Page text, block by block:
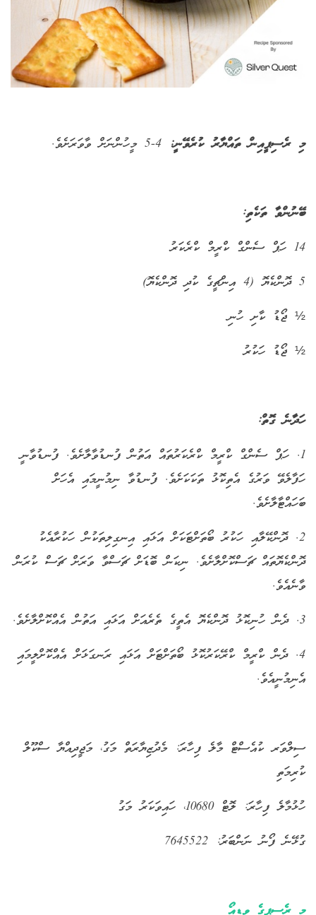
މި ރެސިޕީއިން ތައްޔާރު ކުރެވޭނީ:
ބޭނުންވާ ތަކެތި:
14 ހަޕް ސެންގް ކްރީމް ކްރެކަރު
5 ދޮންކެޔޮ (4 އިންޗީގެ ކުދި ދޮންކެޔޮ)
½ ޖޯޑު ކާށި ހުނި
½ ޖޯޑު ހަކުރު
ހަދާނެ ގޮތް:
1. ހަޕް ސެންގް ކްރީމް ކްރެކަރުތައް އަތުން ފުނޑުވާލާށެވެ. ފުނޑުވާނީ
ހަފާލެވޭ ވަރުގެ އެތިކޮޅު ތަކަކަށެވެ. ފުނޑުވާ ނިމުނީމައި އެހަށް
ބަހައްޓާލާށެވެ.
2. ދޮންކޭލާއި ހަކުރު ބޯތަށްޓަކަށް އަޅައި އިނގިލިތަކުން ހަކުރާއެކު
ދޮންކެޔޮތައް ޗަސްކޮށްލާށެވެ. ނިކަން ބޮޑަށް ޗަސްވާ ވަރަށް ޗަސް ކުރަން
ވާނެއެވެ.
3. ދެން ހުނިކޮޅު ދޮންކެޔޮ އެތީގެ ތެރެއަށް އަޅައި އަތުން އެއްކޮށްލާށެވެ.
4. ދެން ކްރީމް ކްރޭކަރުކޮޅު ބޯތަށްޓަށް އަޅައި ރަނގަޅަށް އެއްކޮށްލީމައި
އެނިމުނީއެވެ.
ސިލްވަރ ކުއެސްޓް މާލެ ފިހާރަ: މެދުޒިޔާރަތް މަގު، މަޖީދިއްޔާ ސްކޫލް
ކުރިމަތި
ހުޅުމާލެ ފިހާރަ: ލޮޓް 10680، ހައިވަކަރު މަގު
ގުޅޭނެ ފޯނު ނަންބަރު: 7645522
މި ރެސިޕީގެ ވީޑިއޯ